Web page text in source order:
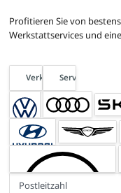
Profitieren Sie von
Werkstattservices und
Verkauf Service